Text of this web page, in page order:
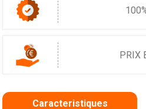
PRIX
Caracteristiques